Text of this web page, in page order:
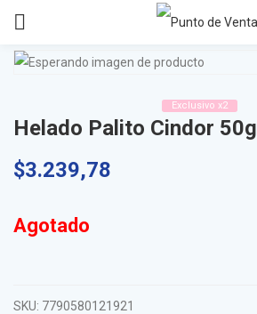
Exclusivo x2
Helado Palito Cindor 50g
$3.239,78
Agotado
SKU: 7790580121921